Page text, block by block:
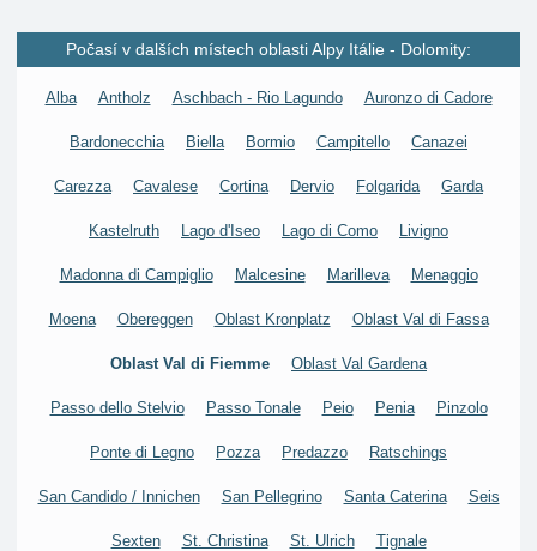
Počasí v dalších místech oblasti Alpy Itálie - Dolomity:
Alba Antholz Aschbach - Rio Lagundo Auronzo di Cadore
Bardonecchia Biella Bormio Campitello Canazei
Carezza Cavalese Cortina Dervio Folgarida Garda
Kastelruth Lago d'Iseo Lago di Como Livigno
Madonna di Campiglio Malcesine Marilleva Menaggio
Moena Obereggen Oblast Kronplatz Oblast Val di Fassa
Oblast Val di Fiemme Oblast Val Gardena
Passo dello Stelvio Passo Tonale Peio Penia Pinzolo
Ponte di Legno Pozza Predazzo Ratschings
San Candido / Innichen San Pellegrino Santa Caterina Seis
Sexten St. Christina St. Ulrich Tignale